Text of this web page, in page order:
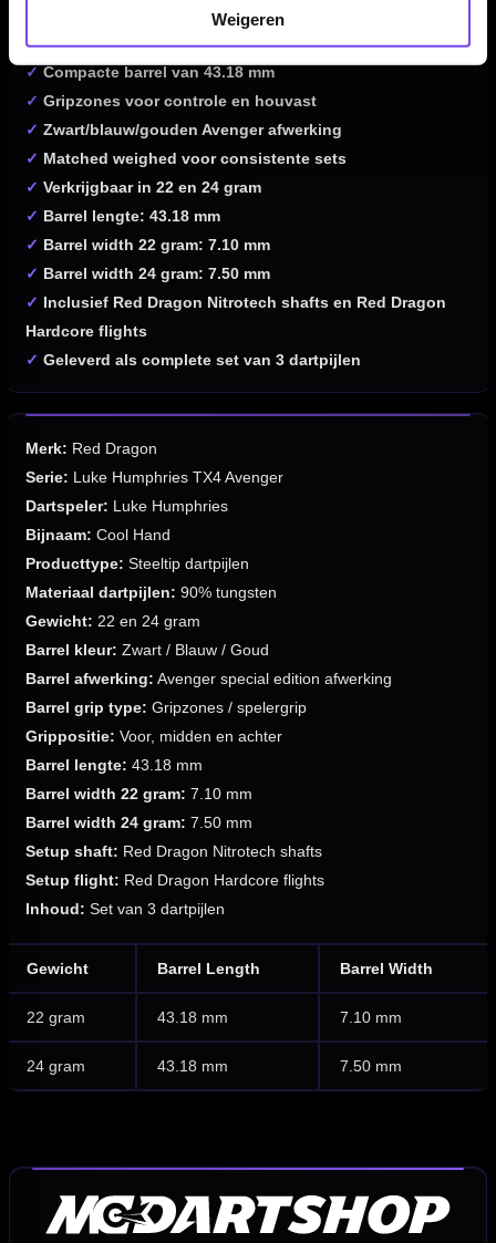
Weigeren
World Championship special edition TX4 Avenger
✓ Gemaakt van 90% tungsten
✓ Compacte barrel van 43.18 mm
✓ Gripzones voor controle en houvast
✓ Zwart/blauw/gouden Avenger afwerking
✓ Matched weighed voor consistente sets
✓ Verkrijgbaar in 22 en 24 gram
✓ Barrel lengte: 43.18 mm
✓ Barrel width 22 gram: 7.10 mm
✓ Barrel width 24 gram: 7.50 mm
✓ Inclusief Red Dragon Nitrotech shafts en Red Dragon
Hardcore flights
✓ Geleverd als complete set van 3 dartpijlen
Merk: Red Dragon
Serie: Luke Humphries TX4 Avenger
Dartspeler: Luke Humphries
Bijnaam: Cool Hand
Producttype: Steeltip dartpijlen
Materiaal dartpijlen: 90% tungsten
Gewicht: 22 en 24 gram
Barrel kleur: Zwart / Blauw / Goud
Barrel afwerking: Avenger special edition afwerking
Barrel grip type: Gripzones / spelergrip
Grippositie: Voor, midden en achter
Barrel lengte: 43.18 mm
Barrel width 22 gram: 7.10 mm
Barrel width 24 gram: 7.50 mm
Setup shaft: Red Dragon Nitrotech shafts
Setup flight: Red Dragon Hardcore flights
Inhoud: Set van 3 dartpijlen
Gewicht Barrel Length Barrel Width
22 gram 43.18 mm 7.10 mm
24 gram 43.18 mm 7.50 mm